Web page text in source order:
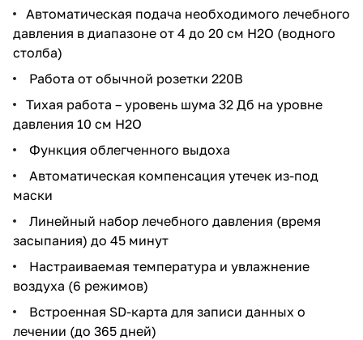
Автоматическая подача необходимого лечебного
давления в диапазоне от 4 до 20 см Н2О (водного
столба)
Работа от обычной розетки 220В
Тихая работа – уровень шума 32 Дб на уровне
давления 10 см H2O
Функция облегченного выдоха
Автоматическая компенсация утечек из-под
маски
Линейный набор лечебного давления (время
засыпания) до 45 минут
Настраиваемая температура и увлажнение
воздуха (6 режимов)
Встроенная SD-карта для записи данных о
лечении (до 365 дней)